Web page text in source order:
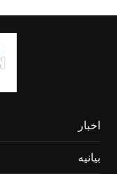
اخبار
بیانیه